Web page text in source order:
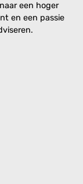
een hoger
en een passie